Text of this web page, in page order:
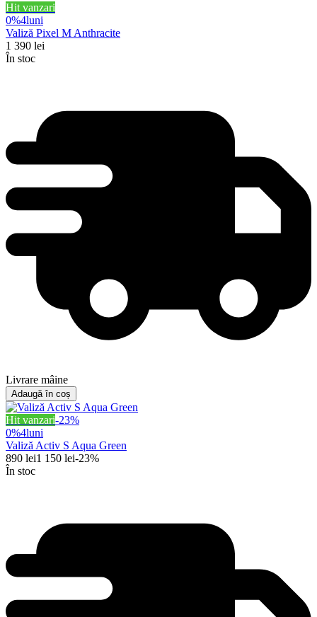
Hit vanzari
0%4luni
Valiză Pixel M Anthracite
1 390 lei
În stoc
Livrare mâine
Adaugă în coș
Hit vanzari-23%
0%4luni
Valiză Activ S Aqua Green
890 lei1 150 lei-23%
În stoc